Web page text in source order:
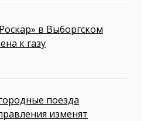
в Выборгском
к газу
поезда
изменят